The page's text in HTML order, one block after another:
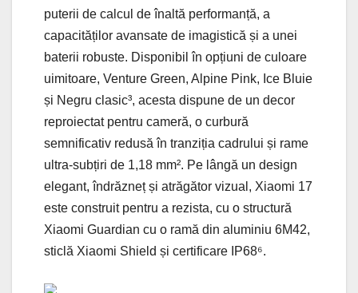
puterii de calcul de înaltă performanță, a
capacităților avansate de imagistică și a unei
baterii robuste. Disponibil în opțiuni de culoare
uimitoare, Venture Green, Alpine Pink, Ice Bluie
și Negru clasic³, acesta dispune de un decor
reproiectat pentru cameră, o curbură
semnificativ redusă în tranziția cadrului și rame
ultra-subțiri de 1,18 mm². Pe lângă un design
elegant, îndrăzneț și atrăgător vizual, Xiaomi 17
este construit pentru a rezista, cu o structură
Xiaomi Guardian cu o ramă din aluminiu 6M42,
sticlă Xiaomi Shield și certificare IP68⁶.